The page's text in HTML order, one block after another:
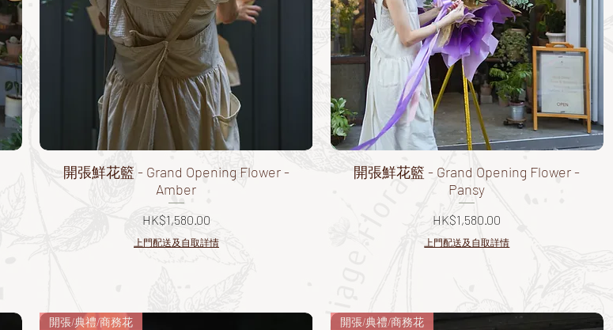
開張鮮花籃 - Grand Opening Flower -
Amber
價格
HK$1,580.00
上門配送及自取詳情
開張鮮花籃 - Grand Opening Flower -
Pansy
價格
HK$1,580.00
上門配送及自取詳情
開張/典禮/商務花 開張/典禮/商務花